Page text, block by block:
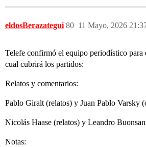
eldosBerazategui 11 Mayo, 2026
80
Telefe confirmó el equipo periodístico
cual cubrirá los partidos:
Relatos y comentarios:
Pablo Giralt (relatos) y Juan Pablo Varsky
Nicolás Haase (relatos) y Leandro
Notas: